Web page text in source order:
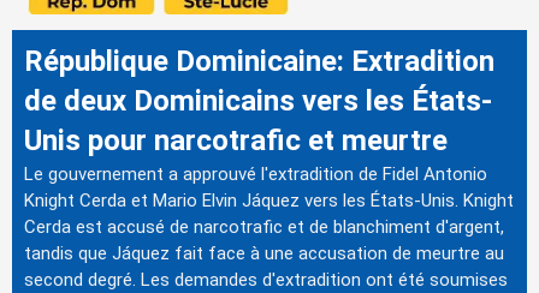
République Dominicaine: Extradition
de deux Dominicains vers les États-
Unis pour narcotrafic et meurtre
Le gouvernement a approuvé l'extradition de Fidel Antonio
Knight Cerda et Mario Elvin Jáquez vers les États-Unis. Knight
Cerda est accusé de narcotrafic et de blanchiment d'argent,
tandis que Jáquez fait face à une accusation de meurtre au
second degré. Les demandes d'extradition ont été soumises